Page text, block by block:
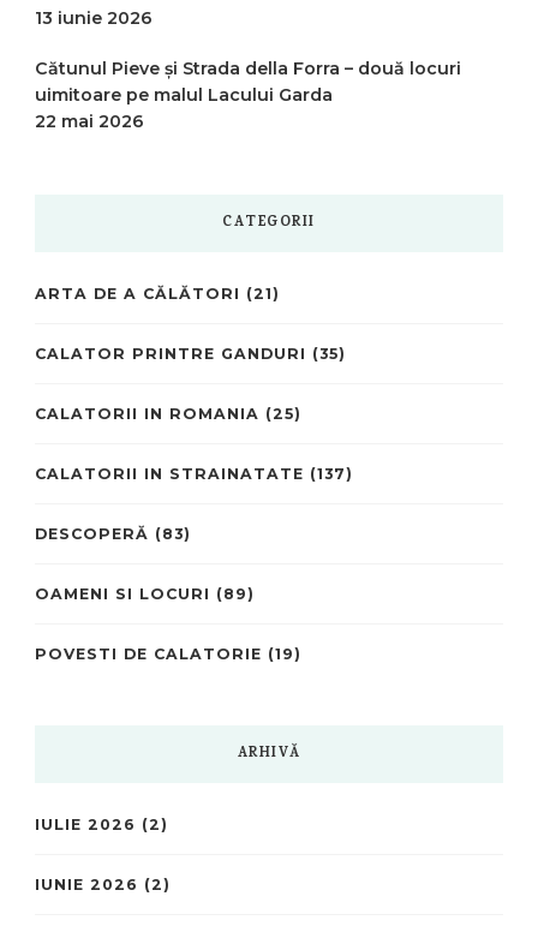
13 iunie 2026
Cătunul Pieve și Strada della Forra – două locuri
uimitoare pe malul Lacului Garda
22 mai 2026
CATEGORII
ARTA DE A CĂLĂTORI (21)
CALATOR PRINTRE GANDURI (35)
CALATORII IN ROMANIA (25)
CALATORII IN STRAINATATE (137)
DESCOPERĂ (83)
OAMENI SI LOCURI (89)
POVESTI DE CALATORIE (19)
ARHIVĂ
IULIE 2026 (2)
IUNIE 2026 (2)